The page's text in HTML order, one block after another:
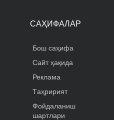
САҲИФАЛАР
Бош саҳифа
Сайт ҳақида
Реклама
Tаҳририят
Фойдаланиш
шартлари